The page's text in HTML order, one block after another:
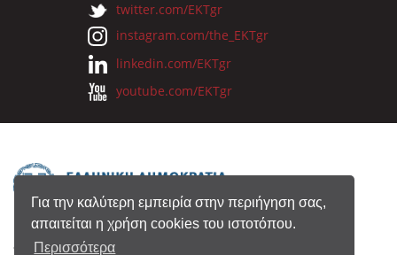
Για την καλύτερη εμπειρία στην περιήγηση σας,
απαιτείται η χρήση cookies του ιστοτόπου.
Περισσότερα
twitter.com/EKTgr
instagram.com/the_EKTgr
linkedin.com/EKTgr
youtube.com/EKTgr
© 2026 Eθνικό Κέντρο Τεκμηρίωσης